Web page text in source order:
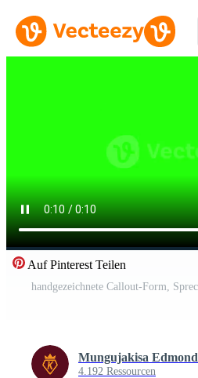
Auf Pinterest Teilen
Mungujakisa Edmond
4.192 Ressourcen